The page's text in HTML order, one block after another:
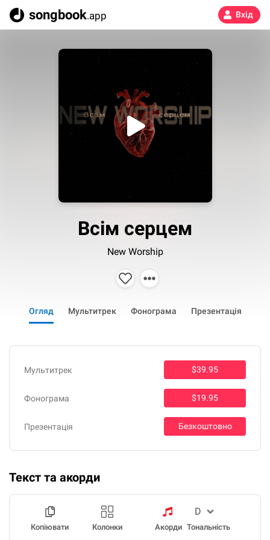
songbook.app Вхід
Всім серцем
New Worship
Огляд Мультитрек Фонограма Презентація
Мультитрек $39.95
Фонограма $19.95
Презентація Безкоштовно
Текст та акорди
Копіювати Колонки Акорди Тональність